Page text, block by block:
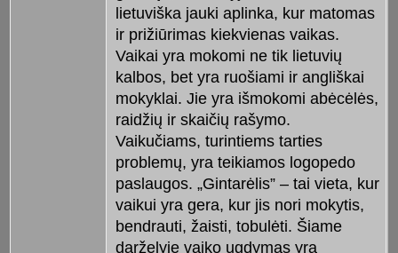
lietuviška jauki aplinka, kur matomas
ir prižiūrimas kiekvienas vaikas.
Vaikai yra mokomi ne tik lietuvių
kalbos, bet yra ruošiami ir angliškai
mokyklai. Jie yra išmokomi abėcėlės,
raidžių ir skaičių rašymo.
Vaikučiams, turintiems tarties
problemų, yra teikiamos logopedo
paslaugos. „Gintarėlis” – tai vieta, kur
vaikui yra gera, kur jis nori mokytis,
bendrauti, žaisti, tobulėti. Šiame
darželyje vaiko ugdymas yra